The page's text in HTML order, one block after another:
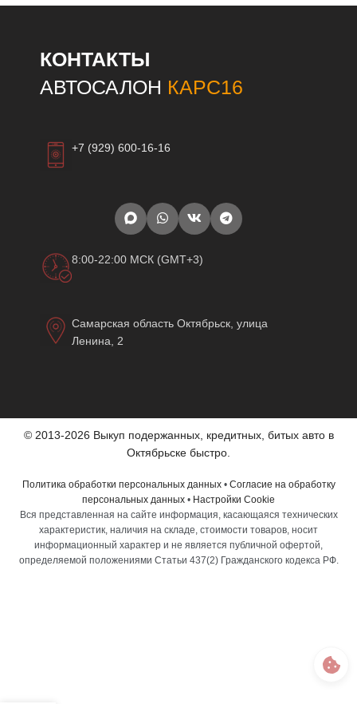
КОНТАКТЫ
АВТОСАЛОН КАРС16
+7 (929) 600-16-16
8:00-22:00 МСК (GMT+3)
Самарская область Октябрьск, улица
Ленина, 2
© 2013-2026 Выкуп подержанных, кредитных, битых авто в
Октябрьске быстро.
Политика обработки персональных данных• Согласие на обработку
персональных данных • Настройки Cookie
Вся представленная на сайте информация, касающаяся технических
характеристик, наличия на складе, стоимости товаров, носит
информационный характер и не является публичной офертой,
определяемой положениями Статьи 437(2) Гражданского кодекса РФ.